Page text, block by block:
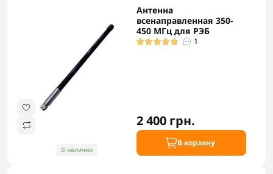
В наличии
Антенна
всенаправленная 350-
450 МГц для РЭБ
1
2 400 грн.
В корзину